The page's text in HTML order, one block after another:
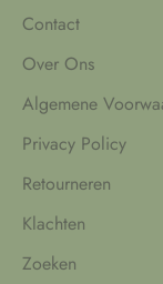
Contact
Over Ons
Algemene
Privacy Policy
Retourneren
Klachten
Zoeken